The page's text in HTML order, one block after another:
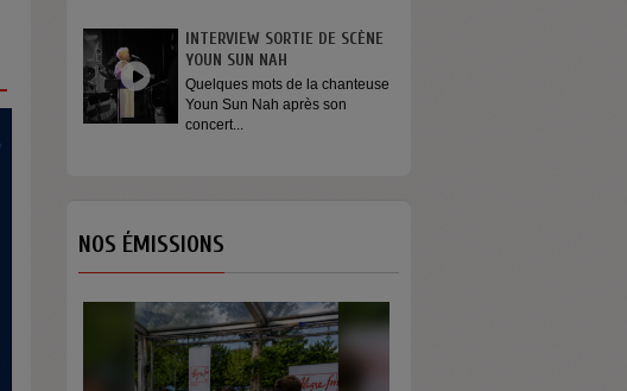
INTERVIEW SORTIE DE SCÈNE
YOUN SUN NAH
Quelques mots de la chanteuse
Youn Sun Nah après son
concert...
GÉNÉRATION ENGAGÉE
s’engagent plus. Et si le...
NOS ÉMISSIONS